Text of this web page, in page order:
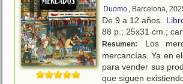
Duomo , Barcelona,
De 9 a 12 años.
88 p.; 25x31 cm.;
Resumen:
Los
mercancías. Ya en
para vender sus
que siguen